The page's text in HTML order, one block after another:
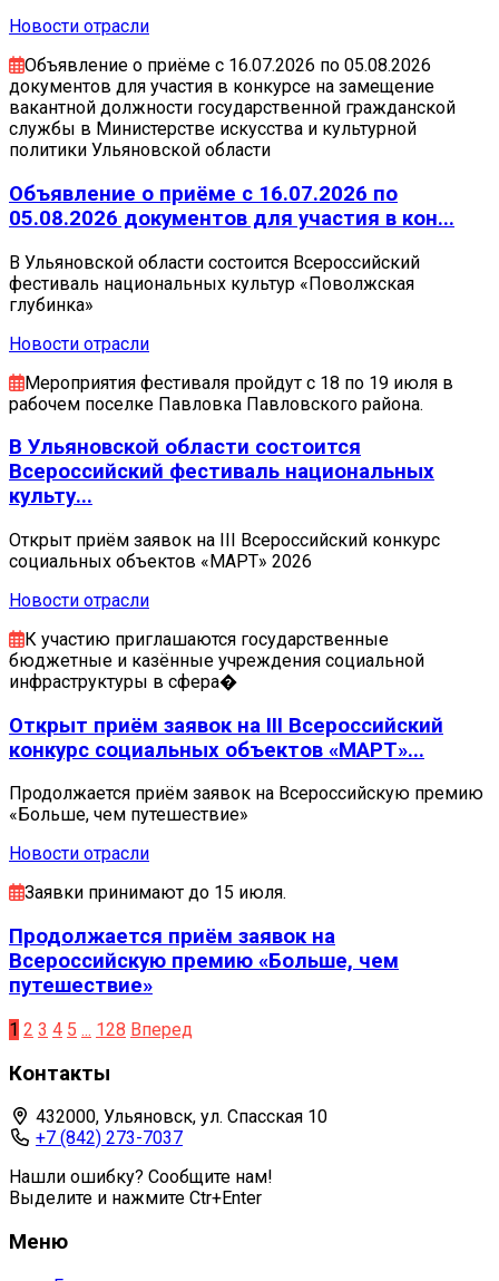
Новости отрасли
Объявление о приёме с 16.07.2026 по 05.08.2026
документов для участия в конкурсе на замещение
вакантной должности государственной гражданской
службы в Министерстве искусства и культурной
политики Ульяновской области
Объявление о приёме с 16.07.2026 по
05.08.2026 документов для участия в кон...
В Ульяновской области состоится Всероссийский
фестиваль национальных культур «Поволжская
глубинка»
Новости отрасли
Мероприятия фестиваля пройдут с 18 по 19 июля в
рабочем поселке Павловка Павловского района.
В Ульяновской области состоится
Всероссийский фестиваль национальных
культу...
Открыт приём заявок на III Всероссийский конкурс
социальных объектов «МАРТ» 2026
Новости отрасли
К участию приглашаются государственные
бюджетные и казённые учреждения социальной
инфраструктуры в сфера�
Открыт приём заявок на III Всероссийский
конкурс социальных объектов «МАРТ»...
Продолжается приём заявок на Всероссийскую премию
«Больше, чем путешествие»
Новости отрасли
Заявки принимают до 15 июля.
Продолжается приём заявок на
Всероссийскую премию «Больше, чем
путешествие»
1 2 3 4 5 ... 128 Вперед
Контакты
432000, Ульяновск, ул. Спасская 10
+7 (842) 273-7037
Нашли ошибку? Сообщите нам!
Выделите и нажмите Ctr+Enter
Меню